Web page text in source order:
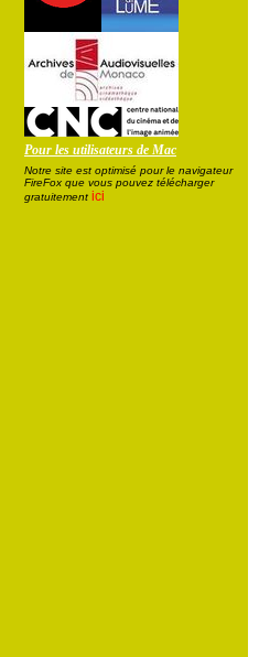
Pour les utilisateurs de Mac
Notre site est optimisé pour le navigateur
FireFox que vous pouvez télécharger
gratuitement ici